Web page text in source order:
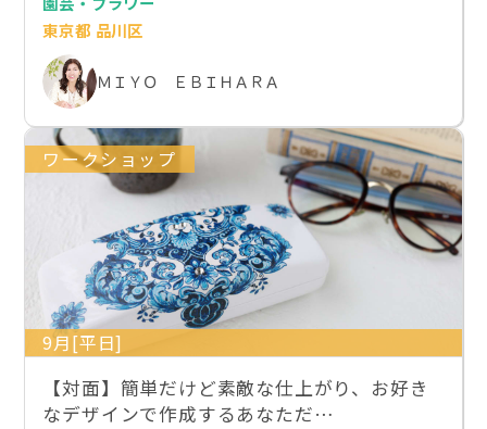
東京都 品川区
ＭＩＹＯ ＥＢＩＨＡＲＡ
ワークショップ
9月[平日]
【対面】簡単だけど素敵な仕上がり、お好き
なデザインで作成するあなただ…